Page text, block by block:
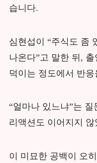
습니다.
심현섭이 “주식도 좀
나온다”고 말한 뒤,
덕이는 정도에서 반
“얼마나 있느냐”는
리액션도 이어지지 않
이 미묘한 공백이 오